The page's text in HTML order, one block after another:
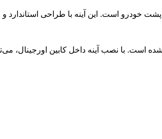
بر محیط پشت خودرو است. این آینه با طراحی
با نصب آینه داخل کابین اورجینال،